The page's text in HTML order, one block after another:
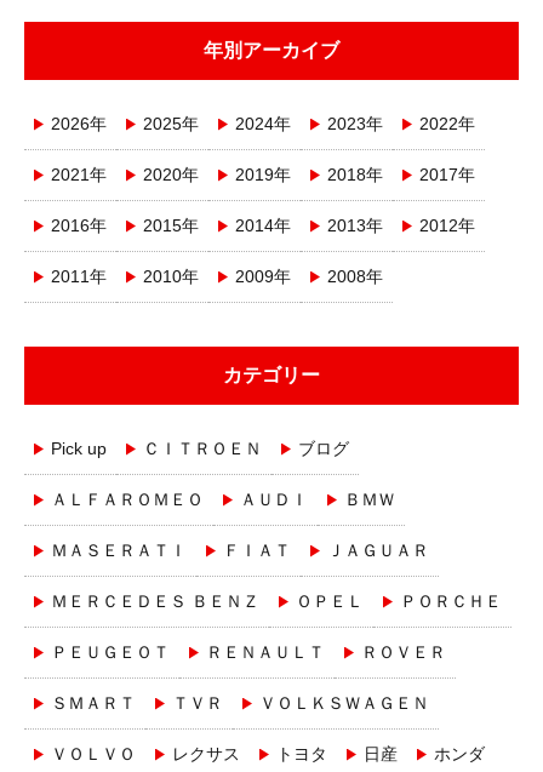
年別アーカイブ
2026年 2025年 2024年 2023年 2022年
2021年 2020年 2019年 2018年 2017年
2016年 2015年 2014年 2013年 2012年
2011年 2010年 2009年 2008年
カテゴリー
Pick up ＣＩＴＲＯＥＮ ブログ
ＡＬＦＡＲＯＭＥＯ ＡＵＤＩ ＢＭＷ
ＭＡＳＥＲＡＴＩ ＦＩＡＴ ＪＡＧＵＡＲ
ＭＥＲＣＥＤＥＳ ＢＥＮＺ ＯＰＥＬ ＰＯＲＣＨＥ
ＰＥＵＧＥＯＴ ＲＥＮＡＵＬＴ ＲＯＶＥＲ
ＳＭＡＲＴ ＴＶＲ ＶＯＬＫＳＷＡＧＥＮ
ＶＯＬＶＯ レクサス トヨタ 日産 ホンダ